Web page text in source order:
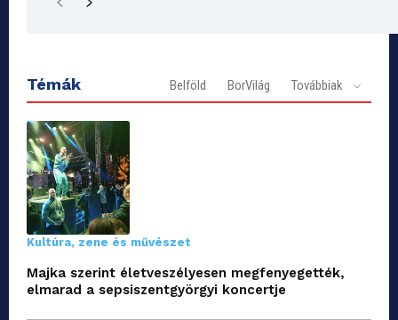
Témák Belföld BorVilág Továbbiak
Kultúra, zene és művészet
Majka szerint életveszélyesen megfenyegették,
elmarad a sepsiszentgyörgyi koncertje